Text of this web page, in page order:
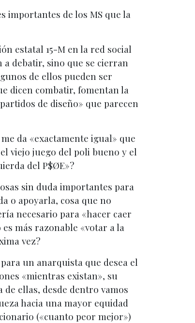
importantes de los MS que la
estatal 15-M en la red social
a debatir, sino que se cierran
de ellos pueden ser
dicen combatir, fomentan la
de diseño» que parecen
da «exactamente igual» que
viejo juego del poli bueno y el
del P$ØE»?
sin duda importantes para
o apoyarla, cosa que no
necesario para «hacer caer
más razonable «votar a la
vez?
un anarquista que desea el
«mientras existan», su
ellas, desde dentro vamos
hacia una mayor equidad
(«cuanto peor mejor»)